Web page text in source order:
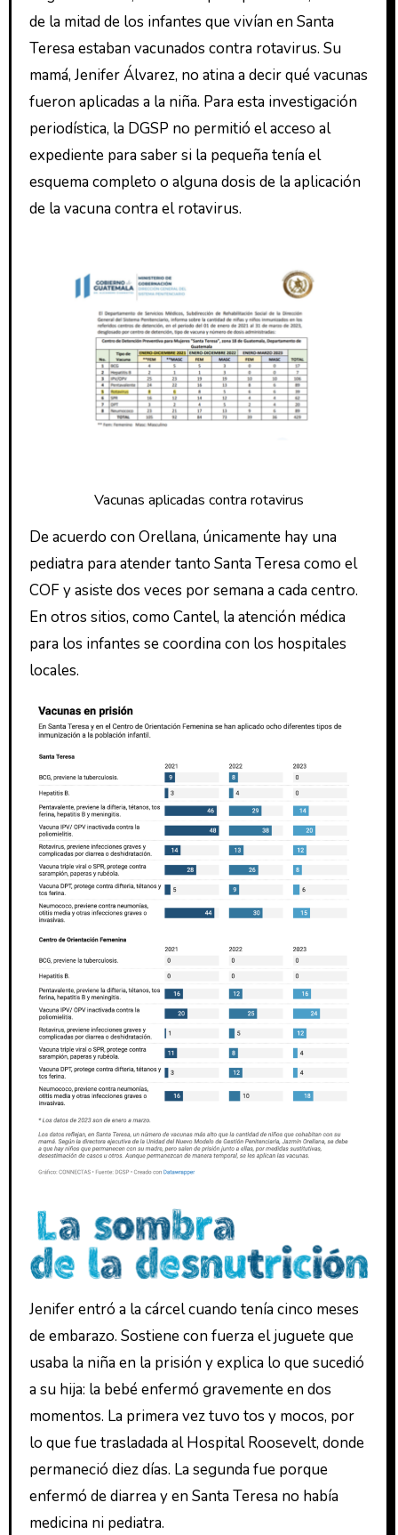
de la mitad de los infantes que vivían en Santa
Teresa estaban vacunados contra rotavirus. Su
mamá, Jenifer Álvarez, no atina a decir qué vacunas
fueron aplicadas a la niña. Para esta investigación
periodística, la DGSP no permitió el acceso al
expediente para saber si la pequeña tenía el
esquema completo o alguna dosis de la aplicación
de la vacuna contra el rotavirus.
Vacunas aplicadas contra rotavirus
De acuerdo con Orellana, únicamente hay una
pediatra para atender tanto Santa Teresa como el
COF y asiste dos veces por semana a cada centro.
En otros sitios, como Cantel, la atención médica
para los infantes se coordina con los hospitales
locales.
Jenifer entró a la cárcel cuando tenía cinco meses
de embarazo. Sostiene con fuerza el juguete que
usaba la niña en la prisión y explica lo que sucedió
a su hija: la bebé enfermó gravemente en dos
momentos. La primera vez tuvo tos y mocos, por
lo que fue trasladada al Hospital Roosevelt, donde
permaneció diez días. La segunda fue porque
enfermó de diarrea y en Santa Teresa no había
medicina ni pediatra.